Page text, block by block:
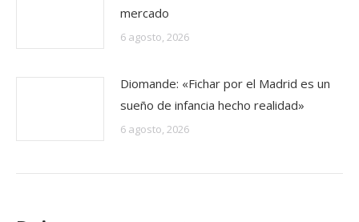
mercado
6 agosto, 2026
Diomande: «Fichar por el Madrid es un
sueño de infancia hecho realidad»
6 agosto, 2026